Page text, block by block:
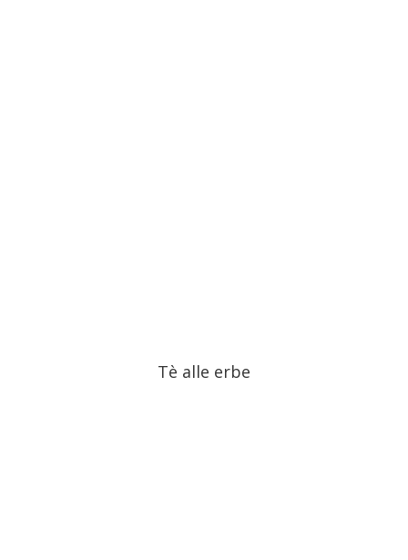
Tè alle erbe